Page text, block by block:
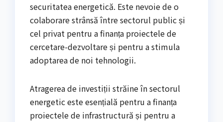
securitatea energetică. Este nevoie de o
colaborare strânsă între sectorul public și
cel privat pentru a finanța proiectele de
cercetare-dezvoltare și pentru a stimula
adoptarea de noi tehnologii.
Atragerea de investiții străine în sectorul
energetic este esențială pentru a finanța
proiectele de infrastructură și pentru a